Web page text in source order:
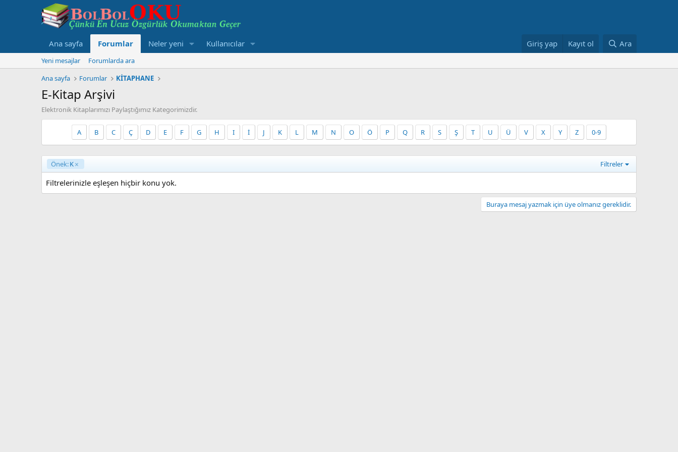
Ana sayfa Forumlar Neler yeni Kullanıcılar Giriş yap Kayıt ol Ara
Yeni mesajlar
Forumlarda ara
Ana sayfa
Forumlar KİTAPHANE
E-Kitap Arşivi
Elektronik Kitaplarımızı Paylaştığımız Kategorimizdir.
A B C Ç D E F G H I İ J K L M N O Ö P Q R S Ş T U Ü V X Y Z 0-9
Önek:K Filtreler
Filtrelerinizle eşleşen hiçbir konu yok.
Buraya mesaj yazmak için üye olmanız gereklidir.